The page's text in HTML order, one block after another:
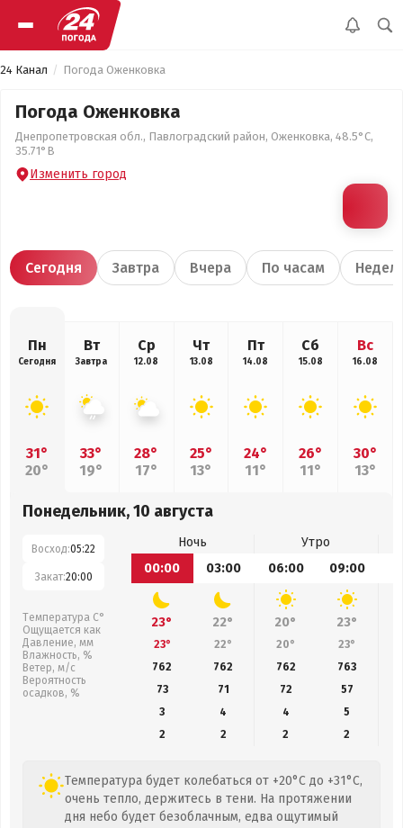
24 Канал Погода Оженковка
Погода Оженковка
Днепропетровская обл., Павлоградский район, Оженковка, 48.5°С,
35.71°В
Изменить город
Сегодня Завтра Вчера По часам
Пн
Сегодня
31°
20°
Вт
Завтра
33°
19°
Ср
12.08
28°
17°
Чт
13.08
25°
13°
Пт
14.08
24°
11°
Сб
15.08
26°
11°
Вс
16.08
30°
13°
Понедельник, 10 августа
Восход:05:22
Закат:20:00
Температура С°
Ощущается как
Давление, мм
Влажность, %
Ветер, м/с
Вероятность
осадков, %
Ночь
Утро
00:00
03:00 06:00 09:00
23° 22° 20° 23°
23° 22° 20° 23°
762
762 762 763
73
71 72 57
3
4 4
5
2
2 2 2
Температура будет колебаться от +20°C до +31°C,
очень тепло, держитесь в тени. На протяжении
дня небо будет безоблачным, едва ощутимый